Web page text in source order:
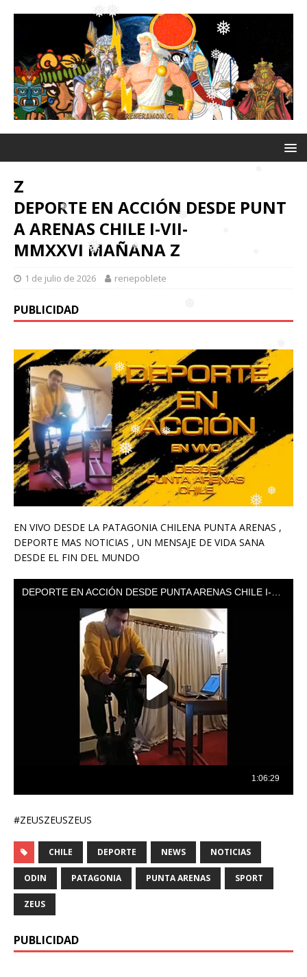
❅ ❅
❅
❅
❅
❅
❅
❅ ❅
❅❅
❅
❅
❅
Z
DEPORTE EN ACCIÓN DESDE PUNT
A ARENAS CHILE I-VII-
MMXXVI MAÑANA Z
1 de julio de 2026 renepoblete
PUBLICIDAD
EN VIVO DESDE LA PATAGONIA CHILENA PUNTA ARENAS ,
DEPORTE MAS NOTICIAS , UN MENSAJE DE VIDA SANA
DESDE EL FIN DEL MUNDO
#ZEUSZEUSZEUS
CHILE DEPORTE NEWS NOTICIAS
ODIN PATAGONIA PUNTA ARENAS SPORT
ZEUS
PUBLICIDAD